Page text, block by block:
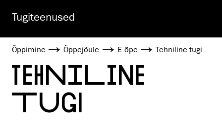
Tugiteenused
Õppimine Õppejõule E-õpe Tehniline tugi
TEHNILINE
TUGI